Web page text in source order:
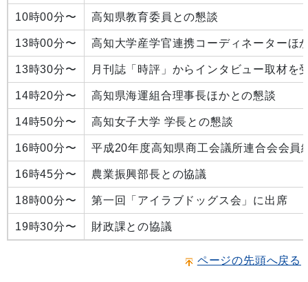
10時00分〜 高知県教育委員との懇談
13時00分〜 高知大学産学官連携コーディネーターほ
13時30分〜 月刊誌「時評」からインタビュー取材を
14時20分〜 高知県海運組合理事長ほかとの懇談
14時50分〜 高知女子大学 学長との懇談
16時00分〜 平成20年度高知県商工会議所連合会会員
16時45分〜 農業振興部長との協議
18時00分〜 第一回「アイラブドッグス会」に出席
19時30分〜 財政課との協議
ページの先頭へ戻る